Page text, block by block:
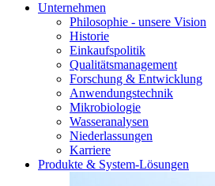
Unternehmen
Philosophie - unsere Vision
Historie
Einkaufspolitik
Qualitätsmanagement
Forschung & Entwicklung
Anwendungstechnik
Mikrobiologie
Wasseranalysen
Niederlassungen
Karriere
Produkte & System-Lösungen